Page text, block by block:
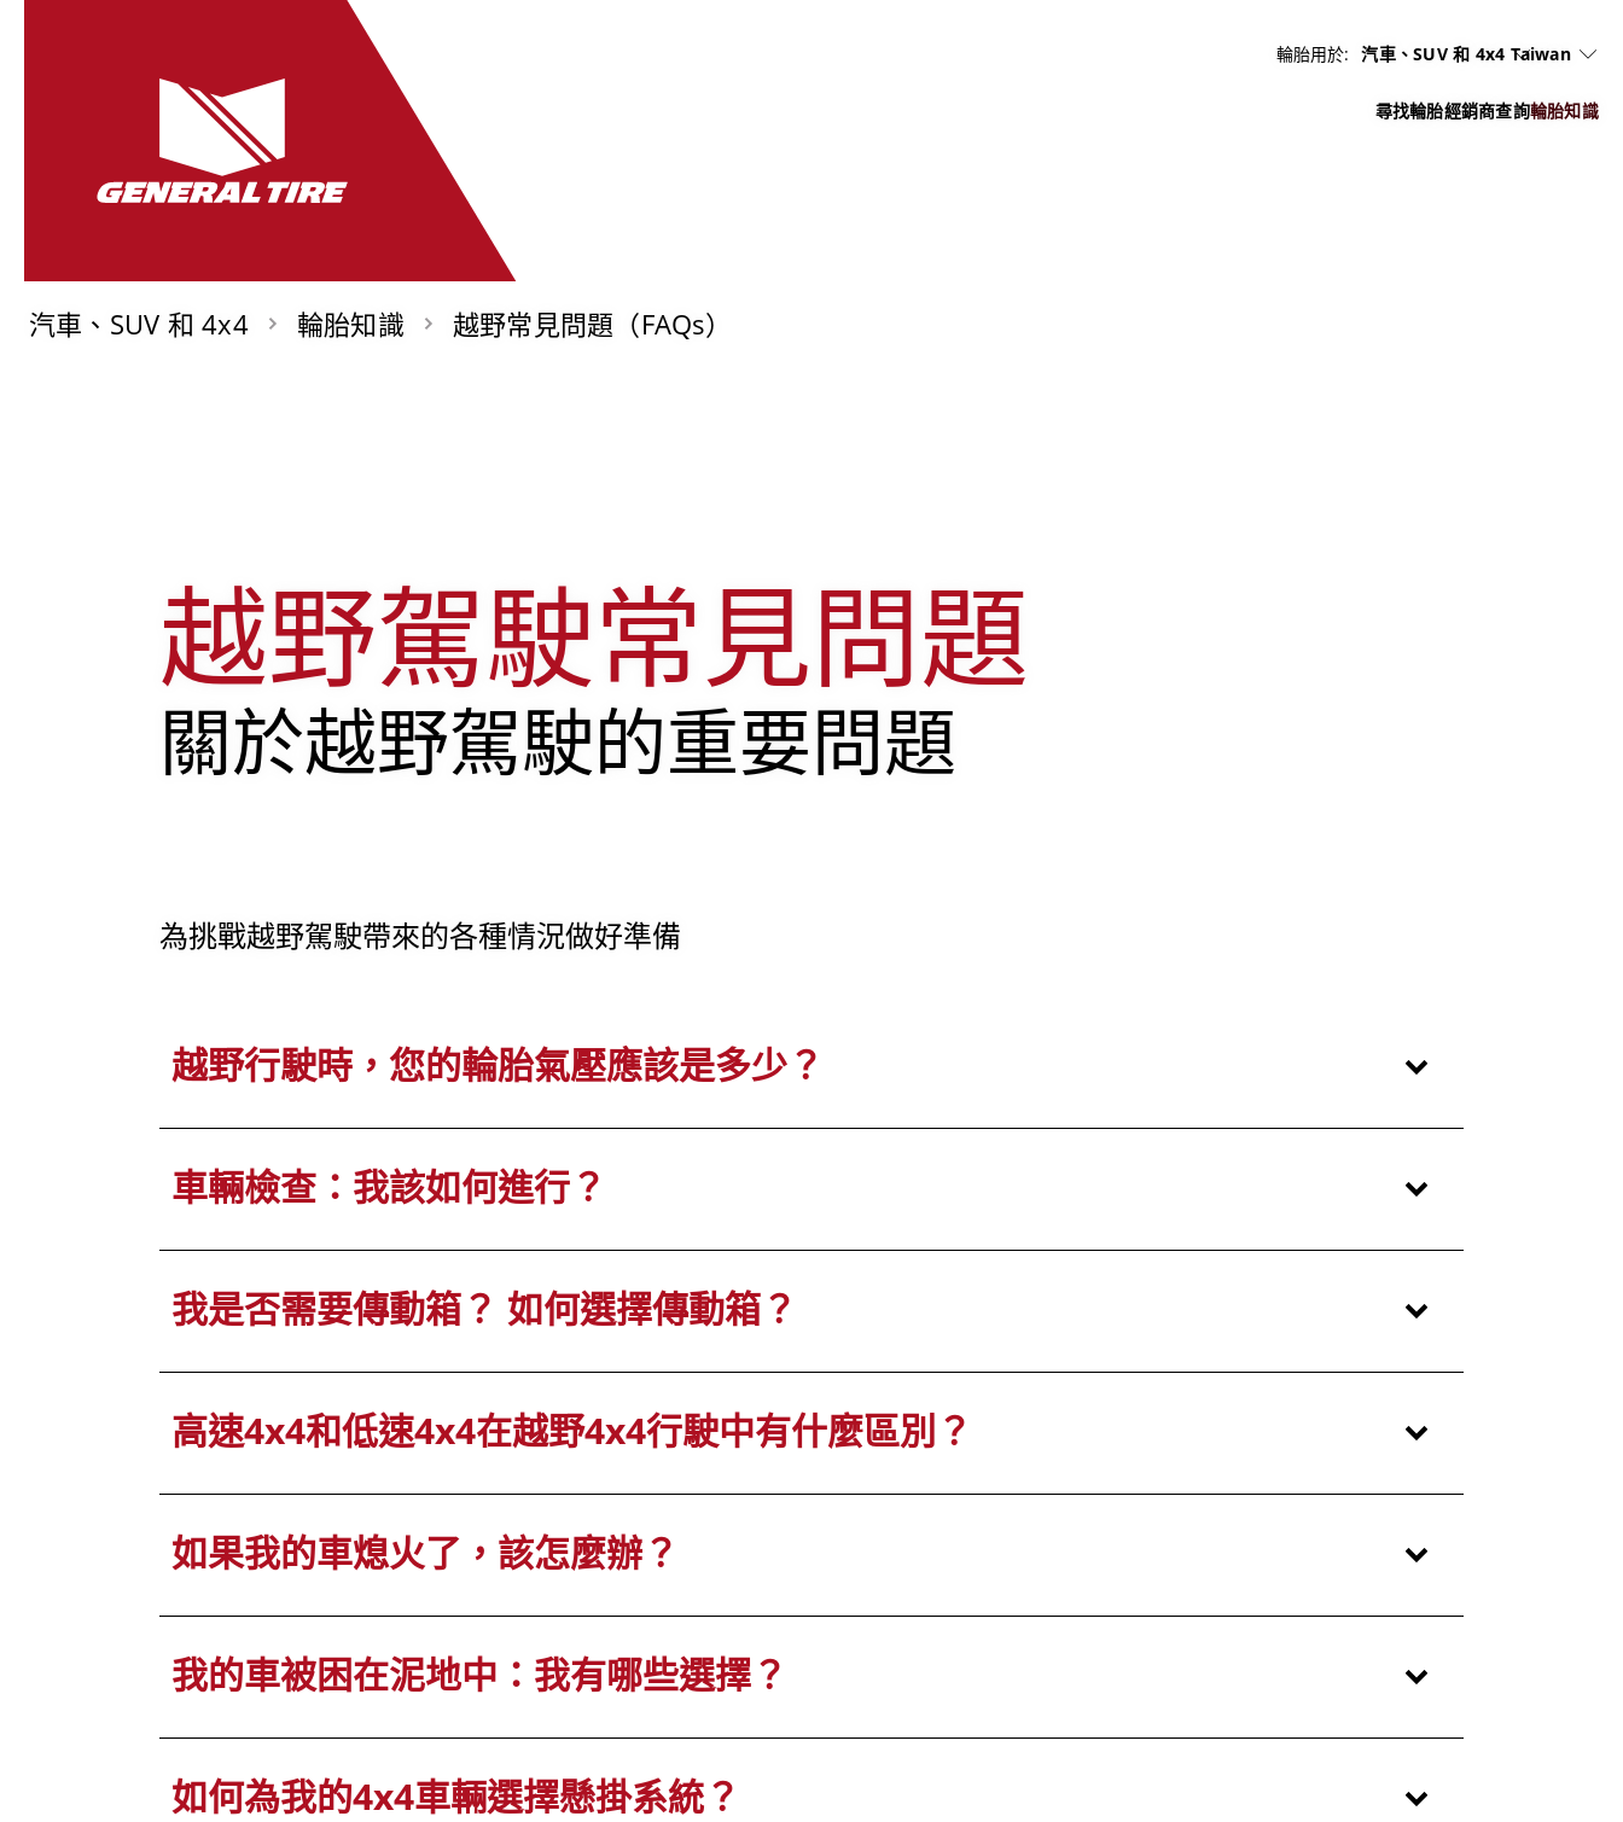
輪胎用於: 汽車、SUV 和 4x4 Taiwan
尋找輪胎經銷商查詢輪胎知識
汽車、SUV 和 4x4 輪胎知識 越野常見問題（FAQs）
越野駕駛常見問題
關於越野駕駛的重要問題
為挑戰越野駕駛帶來的各種情況做好準備
越野行駛時，您的輪胎氣壓應該是多少？
車輛檢查：我該如何進行？
我是否需要傳動箱？ 如何選擇傳動箱？
高速4x4和低速4x4在越野4x4行駛中有什麼區別？
如果我的車熄火了，該怎麼辦？
我的車被困在泥地中：我有哪些選擇？
如何為我的4x4車輛選擇懸掛系統？